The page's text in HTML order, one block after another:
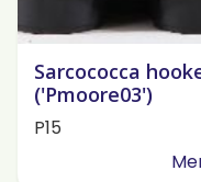
Sarcococca
('Pmoore03')
P15